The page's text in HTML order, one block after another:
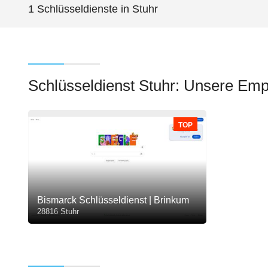
1 Schlüsseldienste in Stuhr
Schlüsseldienst Stuhr: Unsere
TOP
Bismarck Schlüsseldienst | Brinkum
28816 Stuhr